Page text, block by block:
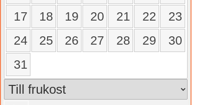
17
18 19 20 21 22
23
24
25 26 27 28 29
30
31